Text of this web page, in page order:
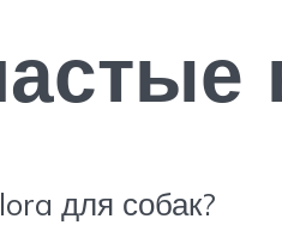
для собак?